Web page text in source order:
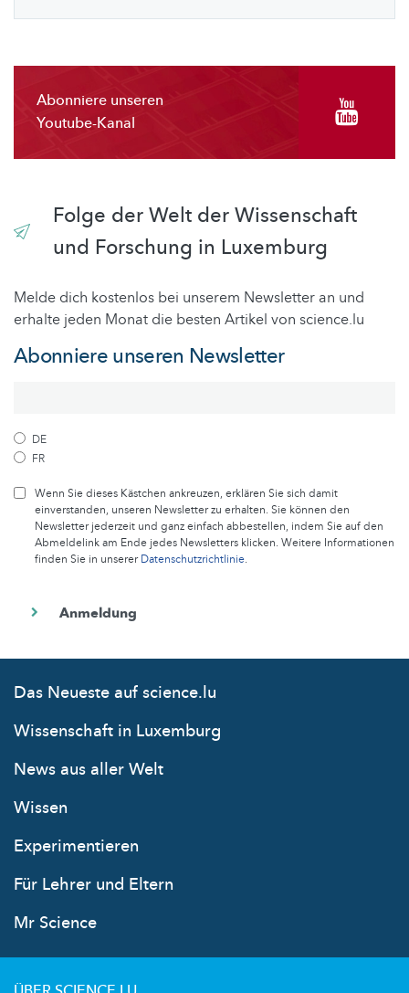
Abonniere unseren
Youtube-Kanal
Folge der Welt der Wissenschaft
und Forschung in Luxemburg
Melde dich kostenlos bei unserem Newsletter an und
erhalte jeden Monat die besten Artikel von science.lu
Abonniere unseren Newsletter
DE
FR
Wenn Sie dieses Kästchen ankreuzen, erklären Sie sich damit
einverstanden, unseren Newsletter zu erhalten. Sie können den
Newsletter jederzeit und ganz einfach abbestellen, indem Sie auf den
Abmeldelink am Ende jedes Newsletters klicken. Weitere Informationen
finden Sie in unsererDatenschutzrichtlinie.
Das Neueste auf science.lu
Wissenschaft in Luxemburg
News aus aller Welt
Wissen
Experimentieren
Für Lehrer und Eltern
Mr Science